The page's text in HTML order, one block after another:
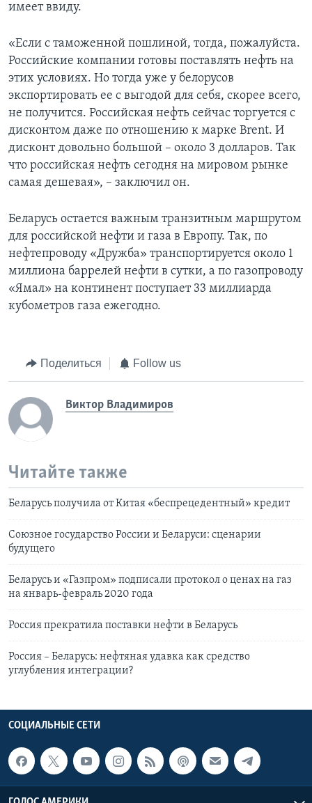
имеет ввиду.
«Если с таможенной пошлиной, тогда, пожалуйста.
Российские компании готовы поставлять нефть на
этих условиях. Но тогда уже у белорусов
экспортировать ее с выгодой для себя, скорее всего,
не получится. Российская нефть сейчас торгуется с
дисконтом даже по отношению к марке Brent. И
дисконт довольно большой – около 3 долларов. Так
что российская нефть сегодня на мировом рынке
самая дешевая», – заключил он.
Беларусь остается важным транзитным маршрутом
для российской нефти и газа в Европу. Так, по
нефтепроводу «Дружба» транспортируется около 1
миллиона баррелей нефти в сутки, а по газопроводу
«Ямал» на континент поступает 33 миллиарда
кубометров газа ежегодно.
Поделиться Follow us
Виктор Владимиров
Читайте также
Беларусь получила от Китая «беспрецедентный» кредит
Союзное государство России и Беларуси: сценарии
будущего
Беларусь и «Газпром» подписали протокол о ценах на газ
на январь-февраль 2020 года
Россия прекратила поставки нефти в Беларусь
Россия – Беларусь: нефтяная удавка как средство
углубления интеграции?
СОЦИАЛЬНЫЕ СЕТИ